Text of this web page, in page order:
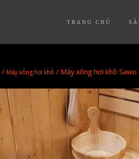
TRANG CHỦ
/ Máy xông hơi khô / Máy xông hơi khô Sawo